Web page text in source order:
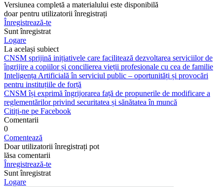
Versiunea completă a materialului este disponibilă
doar pentru utilizatorii înregistrați
Înregistrează-te
Sunt înregistrat
Logare
La același subiect
CNSM sprijină inițiativele care facilitează dezvoltarea serviciilor de
îngrijire a copiilor și concilierea vieții profesionale cu cea de familie
Inteligența Artificială în serviciul public – oportunități și provocări
pentru instituțiile de forță
CNSM își exprimă îngrijorarea față de propunerile de modificare a
reglementărilor privind securitatea și sănătatea în muncă
Citiți-ne pe Facebook
Comentarii
0
Comentează
Doar utilizatorii înregistrați pot
lăsa comentarii
Înregistrează-te
Sunt înregistrat
Logare